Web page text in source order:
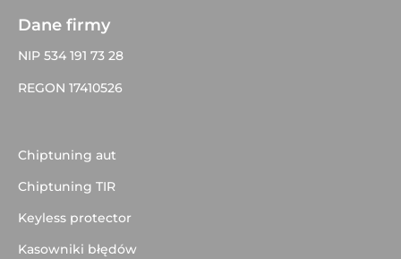
Dane firmy
NIP 534 191 73 28
REGON 17410526
Chiptuning aut
Chiptuning TIR
Keyless protector
Kasowniki błędów